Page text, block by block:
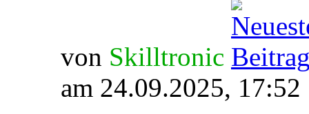
von Skilltronic
am 24.09.2025, 17:52